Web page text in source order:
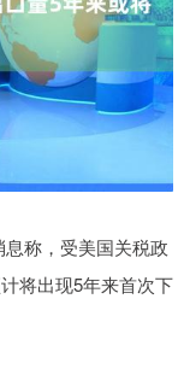
称，受美国关税政
将出现5年来首次下